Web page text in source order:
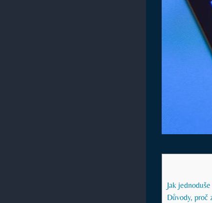
Jak
Důvody, proč